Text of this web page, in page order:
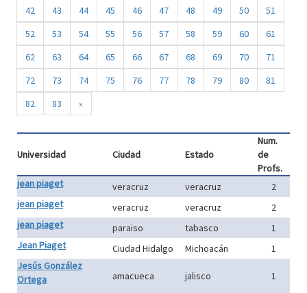
42
43 44 45 46 47 48 49 50
51
52
53 54 55 56 57 58 59 60
61
62
63 64 65 66 67 68 69 70
71
72
73 74 75 76 77 78 79 80
81
82
83 »
Universidad Ciudad Estado
Num.
de
Profs.
jean piaget
veracruz veracruz
2
jean piaget
veracruz veracruz
2
jean piaget
paraiso tabasco
1
Jean Piaget
Ciudad Hidalgo Michoacán
1
Jesús González
Ortega
amacueca jalisco
1